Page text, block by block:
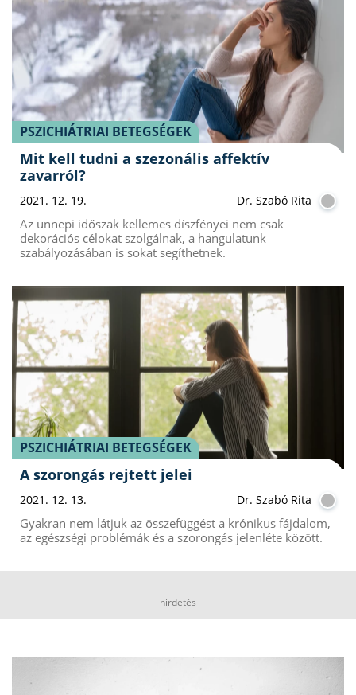
PSZICHIÁTRIAI BETEGSÉGEK
Mit kell tudni a szezonális affektív
zavarról?
2021. 12. 19. Dr. Szabó Rita
Az ünnepi időszak kellemes díszfényei nem csak
dekorációs célokat szolgálnak, a hangulatunk
szabályozásában is sokat segíthetnek.
PSZICHIÁTRIAI BETEGSÉGEK
A szorongás rejtett jelei
2021. 12. 13. Dr. Szabó Rita
Gyakran nem látjuk az összefüggést a krónikus fájdalom,
az egészségi problémák és a szorongás jelenléte között.
hirdetés